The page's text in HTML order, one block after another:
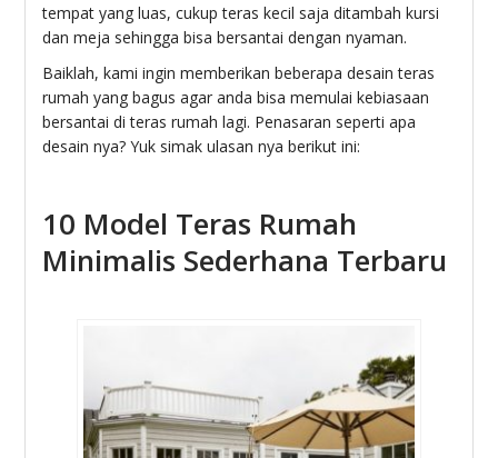
tempat yang luas, cukup teras kecil saja ditambah kursi
dan meja sehingga bisa bersantai dengan nyaman.
Baiklah, kami ingin memberikan beberapa desain teras
rumah yang bagus agar anda bisa memulai kebiasaan
bersantai di teras rumah lagi. Penasaran seperti apa
desain nya? Yuk simak ulasan nya berikut ini:
10 Model Teras Rumah
Minimalis Sederhana Terbaru